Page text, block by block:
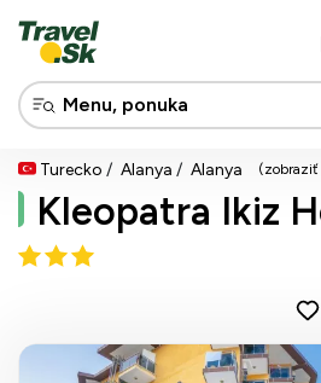
Turecko Alanya Alanya (zobraziť
Kleopatra Ikiz